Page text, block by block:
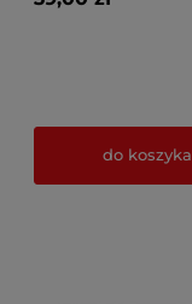
do koszyka